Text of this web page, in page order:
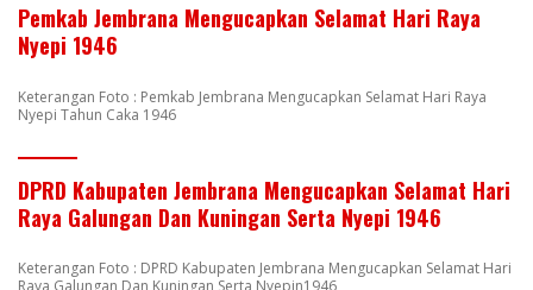
Pemkab Jembrana Mengucapkan Selamat Hari Raya
Nyepi 1946
Keterangan Foto : Pemkab Jembrana Mengucapkan Selamat Hari Raya
Nyepi Tahun Caka 1946
DPRD Kabupaten Jembrana Mengucapkan Selamat Hari
Raya Galungan Dan Kuningan Serta Nyepi 1946
Keterangan Foto : DPRD Kabupaten Jembrana Mengucapkan Selamat Hari